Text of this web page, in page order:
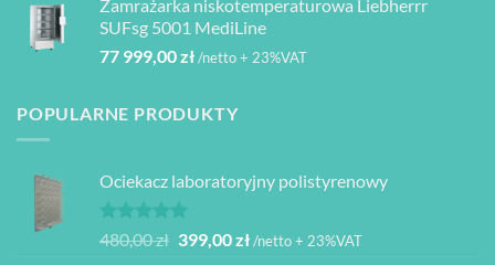
Zamrażarka niskotemperaturowa Liebherrr
SUFsg 5001 MediLine
77 999,00zł/netto + 23%VAT
POPULARNE PRODUKTY
Ociekacz laboratoryjny polistyrenowy
Oceniono
na 5
480,00zł Pierwotna
399,00złAktualna
/netto + 23%VAT